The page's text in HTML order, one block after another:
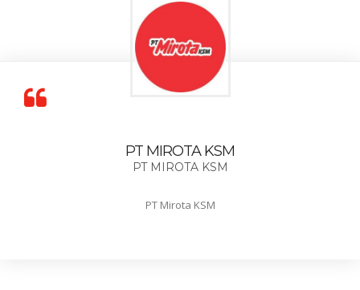
PT MIROTA KSM
PT MIROTA KSM
PT Mirota KSM